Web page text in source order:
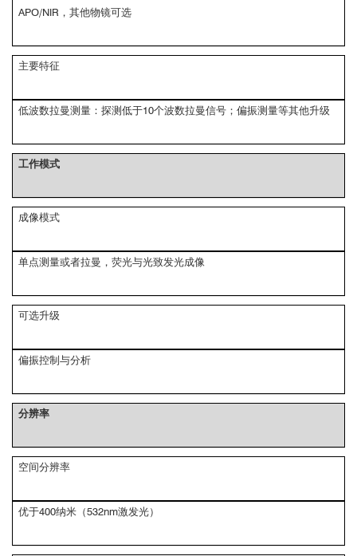
APO/NIR，其他物镜可选
主要特征
低波数拉曼测量：探测低于10个波数拉曼信号；偏振测量等其他升级
工作模式
成像模式
单点测量或者拉曼，荧光与光致发光成像
可选升级
偏振控制与分析
分辨率
空间分辨率
优于400纳米（532nm激发光）